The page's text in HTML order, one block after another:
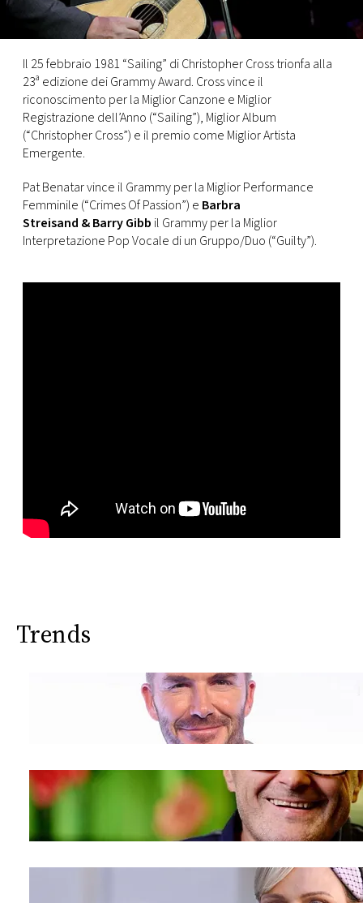
PRINCIPATO
MONACO
RMC
CONSIGLIA
Il 25 febbraio 1981 “Sailing” di Christopher Cross trionfa alla
23ª edizione dei Grammy Award. Cross vince il
riconoscimento per la Miglior Canzone e Miglior
Registrazione dell’Anno (“Sailing”), Miglior Album
(“Christopher Cross”) e il premio come Miglior Artista
Emergente.
Pat Benatar vince il Grammy per la Miglior Performance
Femminile (“Crimes Of Passion”) e Barbra
Streisand & Barry Gibb il Grammy per la Miglior
Interpretazione Pop Vocale di un Gruppo/Duo (“Guilty”).
Trends